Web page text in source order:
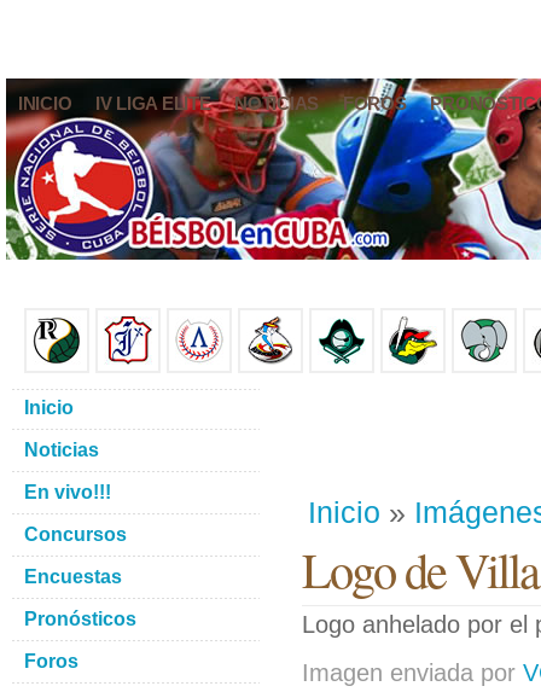
INICIO IV LIGA ELITE NOTICIAS FOROS
Inicio »
Logo de
Logo anhelado por el
Imagen enviada por
Inicio
Noticias
En vivo!!!
Concursos
Encuestas
Pronósticos
Foros